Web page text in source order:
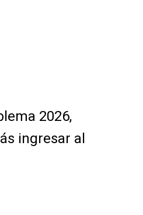
2026,
ingresar al